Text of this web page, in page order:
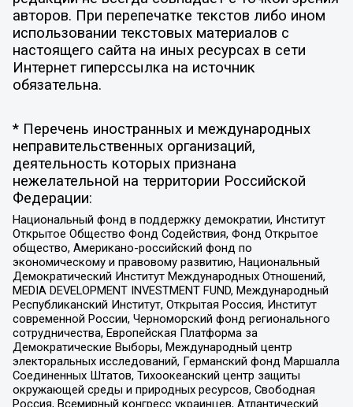
авторов. При перепечатке текстов либо ином
использовании текстовых материалов с
настоящего сайта на иных ресурсах в сети
Интернет гиперссылка на источник
обязательна.
* Перечень иностранных и международных
неправительственных организаций,
деятельность которых признана
нежелательной на территории Российской
Федерации:
Национальный фонд в поддержку демократии, Институт
Открытое Общество Фонд Содействия, Фонд Открытое
общество, Американо-российский фонд по
экономическому и правовому развитию, Национальный
Демократический Институт Международных Отношений,
MEDIA DEVELOPMENT INVESTMENT FUND, Международный
Республиканский Институт, Открытая Россия, Институт
современной России, Черноморский фонд регионального
сотрудничества, Европейская Платформа за
Демократические Выборы, Международный центр
электоральных исследований, Германский фонд Маршалла
Соединенных Штатов, Тихоокеанский центр защиты
окружающей среды и природных ресурсов, Свободная
Россия, Всемирный конгресс украинцев, Атлантический